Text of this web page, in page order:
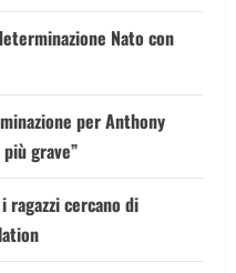
Nato con
per Anthony
grave”
ragazzi cercano di